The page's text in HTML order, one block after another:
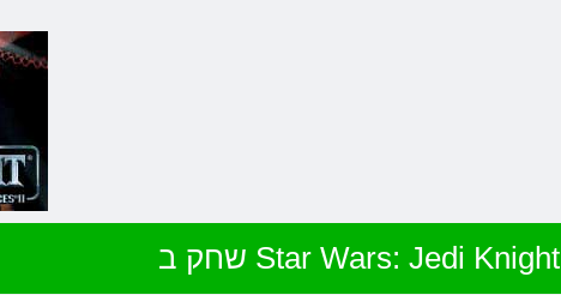
שחק ב Star Wars: Jedi Knight